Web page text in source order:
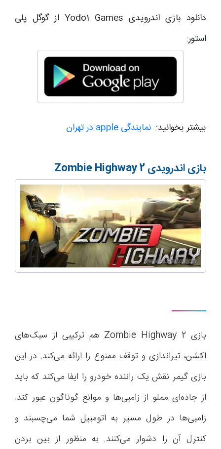
دانلود بازی اندرویدی Yodo1 Games از گوگل پلی
استور:
بیشتر بخوانید: نمایندگی apple در تهران
بازی اندرویدیZombie Highway 2
بازی Zombie Highway 2 هم ترکیبی از سبک‌های
اکشن، تیراندازی و توقف ممنوع را ارائه می‌کند. در این
بازی گیمر نقش یک راننده خودرو را ایفا می‌کند که باید
از جاده‌ای مملو از زامبی‌ها و موانع گوناگون عبور کند.
زامبی‌ها در طول مسیر به اتومبیل شما می‌چسبند و
کنترل آن را دشوار می‌کنند. به منظور از بین بردن